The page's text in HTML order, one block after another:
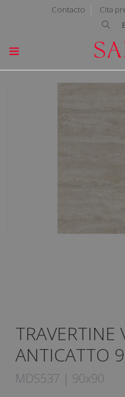
Contacto Cita
TRAVERTINE
ANTICATTO
MDS537 | 90x90